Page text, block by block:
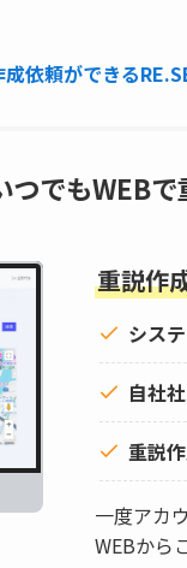
依頼ができる
でもWEBで
重説作
シス
自社
重説
一度アカ
WEBから